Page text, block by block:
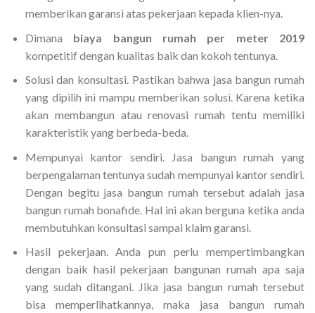
memberikan garansi atas pekerjaan kepada klien-nya.
Dimana biaya bangun rumah per meter 2019
kompetitif dengan kualitas baik dan kokoh tentunya.
Solusi dan konsultasi. Pastikan bahwa jasa bangun rumah
yang dipilih ini mampu memberikan solusi. Karena ketika
akan membangun atau renovasi rumah tentu memiliki
karakteristik yang berbeda-beda.
Mempunyai kantor sendiri. Jasa bangun rumah yang
berpengalaman tentunya sudah mempunyai kantor sendiri.
Dengan begitu jasa bangun rumah tersebut adalah jasa
bangun rumah bonafide. Hal ini akan berguna ketika anda
membutuhkan konsultasi sampai klaim garansi.
Hasil pekerjaan. Anda pun perlu mempertimbangkan
dengan baik hasil pekerjaan bangunan rumah apa saja
yang sudah ditangani. Jika jasa bangun rumah tersebut
bisa memperlihatkannya, maka jasa bangun rumah